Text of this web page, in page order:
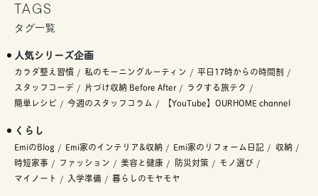
TAGS
タグ一覧
人気シリーズ企画
カラダ整え習慣 私のモーニングルーティン
平日17時からの時間割
スタッフコーデ
片づけ収納 Before After
ラクする旅テク
簡単レシピ
今週のスタッフコラム 【YouTube】OURHOME channel
くらし
EmiのBlog Emi家のインテリア&収納 Emi家のリフォーム日記
収納
時短家事
ファッション 美容と健康 防災対策
モノ選び
マイノート
入学準備 暮らしのモヤモヤ